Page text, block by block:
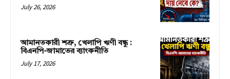
July 26, 2026
আমানতকারী শত্রু, খেলাপি ঋণী বন্ধু :
বিএনপি-জামাতের ব্যাংকনীতি
July 17, 2026